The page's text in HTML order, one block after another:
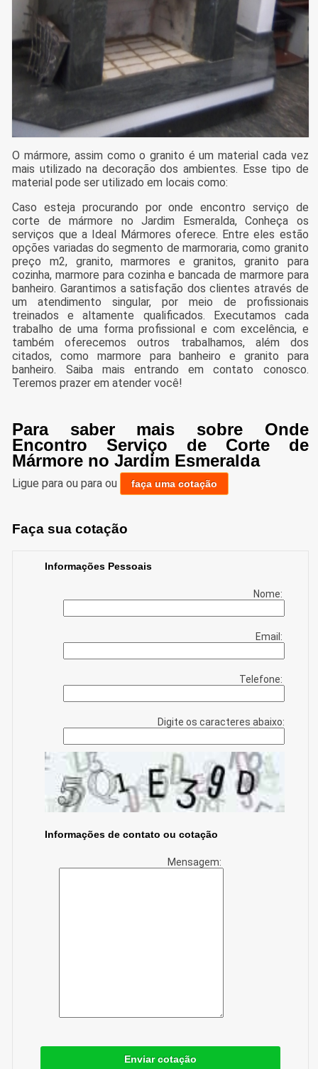
O mármore, assim como o granito é um material cada vez
mais utilizado na decoração dos ambientes. Esse tipo de
material pode ser utilizado em locais como:
Caso esteja procurando por onde encontro serviço de
corte de mármore no Jardim Esmeralda, Conheça os
serviços que a Ideal Mármores oferece. Entre eles estão
opções variadas do segmento de marmoraria, como granito
preço m2, granito, marmores e granitos, granito para
cozinha, marmore para cozinha e bancada de marmore para
banheiro. Garantimos a satisfação dos clientes através de
um atendimento singular, por meio de profissionais
treinados e altamente qualificados. Executamos cada
trabalho de uma forma profissional e com excelência, e
também oferecemos outros trabalhamos, além dos
citados, como marmore para banheiro e granito para
banheiro. Saiba mais entrando em contato conosco.
Teremos prazer em atender você!
Para saber mais sobre Onde
Encontro Serviço de Corte de
Mármore no Jardim Esmeralda
Ligue paraou paraou faça uma cotação
Faça sua cotação
Informações Pessoais
Nome:
Email:
Telefone:
Digite os caracteres abaixo:
Informações de contato ou cotação
Mensagem:
Enviar cotação